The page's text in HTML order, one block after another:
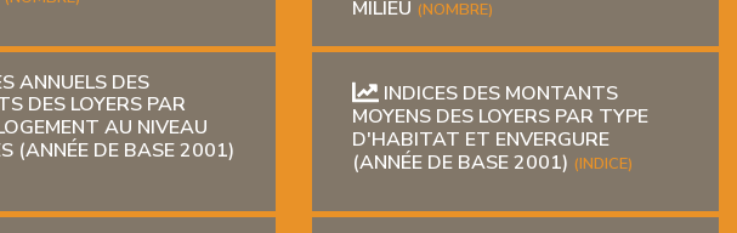
MILIEU (NOMBRE)
ANNUELS DES
DES LOYERS PAR
AU NIVEAU
(ANNÉE DE BASE 2001)
INDICES DES MONTANTS
MOYENS DES LOYERS PAR TYPE
D'HABITAT ET ENVERGURE
(ANNÉE DE BASE 2001) (INDICE)